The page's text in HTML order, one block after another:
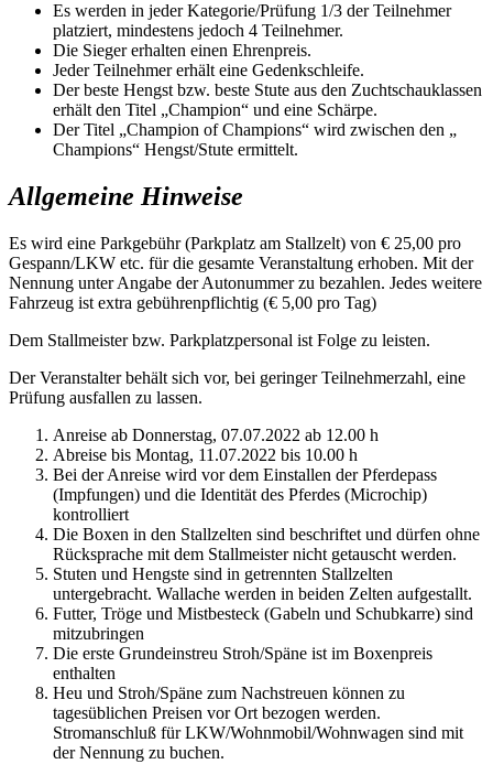
Es werden in jeder Kategorie/Prüfung 1/3 der Teilnehmer
platziert, mindestens jedoch 4 Teilnehmer.
Die Sieger erhalten einen Ehrenpreis.
Jeder Teilnehmer erhält eine Gedenkschleife.
Der beste Hengst bzw. beste Stute aus den Zuchtschauklassen
erhält den Titel „Champion“ und eine Schärpe.
Der Titel „Champion of Champions“ wird zwischen den „
Champions“ Hengst/Stute ermittelt.
Allgemeine Hinweise
Es wird eine Parkgebühr (Parkplatz am Stallzelt) von € 25,00 pro
Gespann/LKW etc. für die gesamte Veranstaltung erhoben. Mit der
Nennung unter Angabe der Autonummer zu bezahlen. Jedes weitere
Fahrzeug ist extra gebührenpflichtig (€ 5,00 pro Tag)
Dem Stallmeister bzw. Parkplatzpersonal ist Folge zu leisten.
Der Veranstalter behält sich vor, bei geringer Teilnehmerzahl, eine
Prüfung ausfallen zu lassen.
Anreise ab Donnerstag, 07.07.2022 ab 12.00 h
Abreise bis Montag, 11.07.2022 bis 10.00 h
Bei der Anreise wird vor dem Einstallen der Pferdepass
(Impfungen) und die Identität des Pferdes (Microchip)
kontrolliert
Die Boxen in den Stallzelten sind beschriftet und dürfen ohne
Rücksprache mit dem Stallmeister nicht getauscht werden.
Stuten und Hengste sind in getrennten Stallzelten
untergebracht. Wallache werden in beiden Zelten aufgestallt.
Futter, Tröge und Mistbesteck (Gabeln und Schubkarre) sind
mitzubringen
Die erste Grundeinstreu Stroh/Späne ist im Boxenpreis
enthalten
Heu und Stroh/Späne zum Nachstreuen können zu
tagesüblichen Preisen vor Ort bezogen werden.
Stromanschluß für LKW/Wohnmobil/Wohnwagen sind mit
der Nennung zu buchen.